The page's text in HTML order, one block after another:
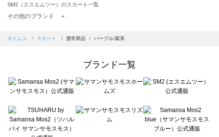
SM2（エスエムツー）のスカート一覧
TSUHARU by Samansa Mos2（ツハルバイサマンサモスモス）のスカート一覧
Samansa Mos2 blue（サマンサモスモス ブルー）のスカート一覧
sō4ū（ソウフォーユー）のスカート一覧
Te chichi（テチチ）のスカート一覧
Te chichi CLASSIC（テチチ クラシック）のスカート一覧
Lugnoncure（ルノンキュール）のスカート一覧
BETTY'S BLUE（べティーズブルー）のスカート一覧
Wpc.（ワールドパーティー）のスカート一覧
その他のブランド ＋
ボトムス スカート 通常商品 パープル/紫系
ブランド一覧